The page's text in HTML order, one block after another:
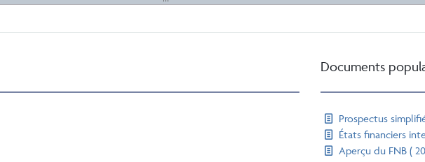
Documents
Prospectus
États financiers
Aperçu du FNB (